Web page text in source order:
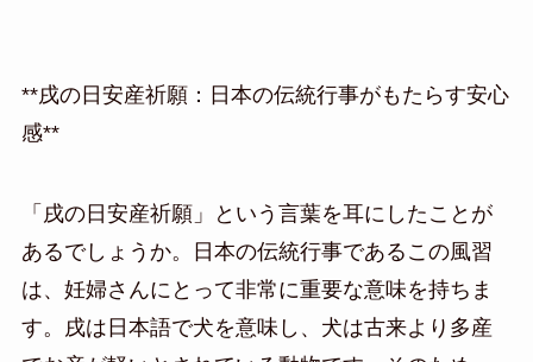
**戌の日安産祈願：日本の伝統行事がもたらす安心
感**
「戌の日安産祈願」という言葉を耳にしたことが
あるでしょうか。日本の伝統行事であるこの風習
は、妊婦さんにとって非常に重要な意味を持ちま
す。戌は日本語で犬を意味し、犬は古来より多産